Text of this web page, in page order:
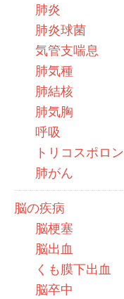
肺炎
肺炎球菌
気管支喘息
肺気種
肺結核
肺気胸
呼吸
トリコスポロン
肺がん
脳の疾病
脳梗塞
脳出血
くも膜下出血
脳卒中